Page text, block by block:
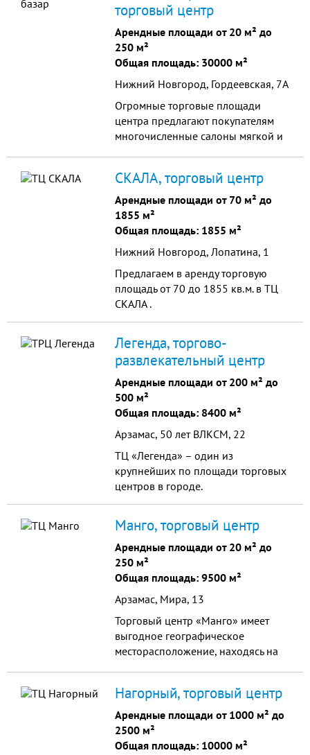
торговый центр
Арендные площади от 20 м² до
250 м²
Общая площадь: 30000 м²
Нижний Новгород, Гордеевская, 7А
Огромные торговые площади
центра предлагают покупателям
многочисленные салоны мягкой и
сантехнику и другие товары для
дома.
СКАЛА, торговый центр
Арендные площади от 70 м² до
1855 м²
Общая площадь: 1855 м²
Нижний Новгород, Лопатина, 1
Предлагаем в аренду торговую
площадь от 70 до 1855 кв.м. в ТЦ
СКАЛА .
Легенда, торгово-
развлекательный центр
Арендные площади от 200 м² до
500 м²
Общая площадь: 8400 м²
Арзамас, 50 лет ВЛКСМ, 22
ТЦ «Легенда» – один из
крупнейших по площади торговых
центров в городе.
Манго, торговый центр
Арендные площади от 20 м² до
250 м²
Общая площадь: 9500 м²
Арзамас, Мира, 13
Торговый центр «Манго» имеет
выгодное географическое
месторасположение, находясь на
инфраструктурой.
Нагорный, торговый центр
Арендные площади от 1000 м² до
2500 м²
Общая площадь: 10000 м²